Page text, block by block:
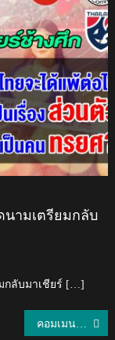
นามเตรียมกลับ
กลับมาเชียร์ […]
คอมเมนต์ชาวกัวเตมาลาหลังแพ้ไทย 1-6 ศึกพีทีที ไทยแลนด์ ไฟว์ 2019